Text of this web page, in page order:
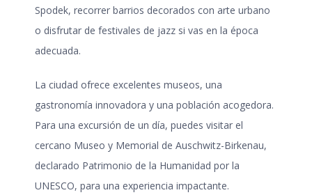
Spodek, recorrer barrios decorados con arte urbano
o disfrutar de festivales de jazz si vas en la época
adecuada.
La ciudad ofrece excelentes museos, una
gastronomía innovadora y una población acogedora.
Para una excursión de un día, puedes visitar el
cercano Museo y Memorial de Auschwitz-Birkenau,
declarado Patrimonio de la Humanidad por la
UNESCO, para una experiencia impactante.